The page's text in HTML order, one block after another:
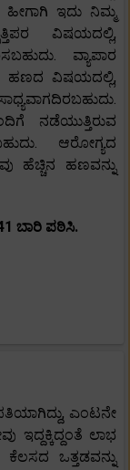
ಹೀಗಾಗಿ ಇದು ನಿಮ್ಮ
ವಿಷಯದಲ್ಲಿ,
ವ್ಯಾಪಾರ
ಹಣದ ವಿಷಯದಲ್ಲಿ,
ನಡೆಯುತ್ತಿರುವ
ಆರೋಗ್ಯದ
ಹೆಚ್ಚಿನ ಹಣವನ್ನು
ಬಾರಿ ಪಠಿಸಿ.
ಎಂಟನೇ
ಇದ್ದಕ್ಕಿದ್ದಂತೆ ಲಾಭ
ಕೆಲಸದ ಒತ್ತಡವನ್ನು